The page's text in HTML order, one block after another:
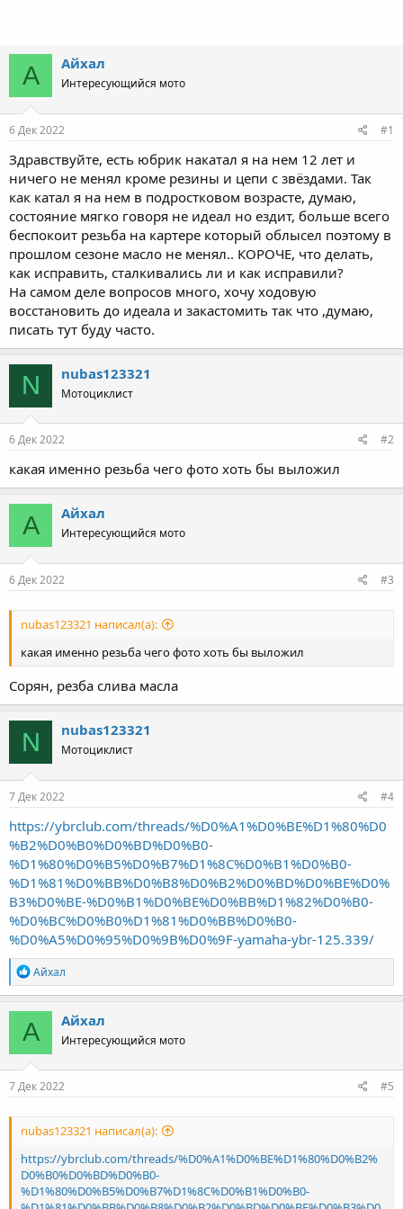
А Айхал
Интересующийся мото
6 Дек 2022 #1
Здравствуйте, есть юбрик накатал я на нем 12 лет и
ничего не менял кроме резины и цепи с звёздами. Так
как катал я на нем в подростковом возрасте, думаю,
состояние мягко говоря не идеал но ездит, больше всего
беспокоит резьба на картере который облысел поэтому в
прошлом сезоне масло не менял.. КОРОЧЕ, что делать,
как исправить, сталкивались ли и как исправили?
На самом деле вопросов много, хочу ходовую
восстановить до идеала и закастомить так что ,думаю,
писать тут буду часто.
N nubas123321
Мотоциклист
6 Дек 2022 #2
какая именно резьба чего фото хоть бы выложил
А Айхал
Интересующийся мото
6 Дек 2022 #3
nubas123321 написал(а):
какая именно резьба чего фото хоть бы выложил
Сорян, резба слива масла
N nubas123321
Мотоциклист
7 Дек 2022 #4
https://ybrclub.com/threads/%D0%A1%D0%BE%D1%80%D0
%B2%D0%B0%D0%BD%D0%B0-
%D1%80%D0%B5%D0%B7%D1%8C%D0%B1%D0%B0-
%D1%81%D0%BB%D0%B8%D0%B2%D0%BD%D0%BE%D0%
B3%D0%BE-%D0%B1%D0%BE%D0%BB%D1%82%D0%B0-
%D0%BC%D0%B0%D1%81%D0%BB%D0%B0-
%D0%A5%D0%95%D0%9B%D0%9F-yamaha-ybr-125.339/
R
e
a
c
t
o
n
s
Айхал
А Айхал
Интересующийся мото
7 Дек 2022 #5
nubas123321 написал(а):
https://ybrclub.com/threads/%D0%A1%D0%BE%D1%80%D0%B2%
D0%B0%D0%BD%D0%B0-
%D1%80%D0%B5%D0%B7%D1%8C%D0%B1%D0%B0-